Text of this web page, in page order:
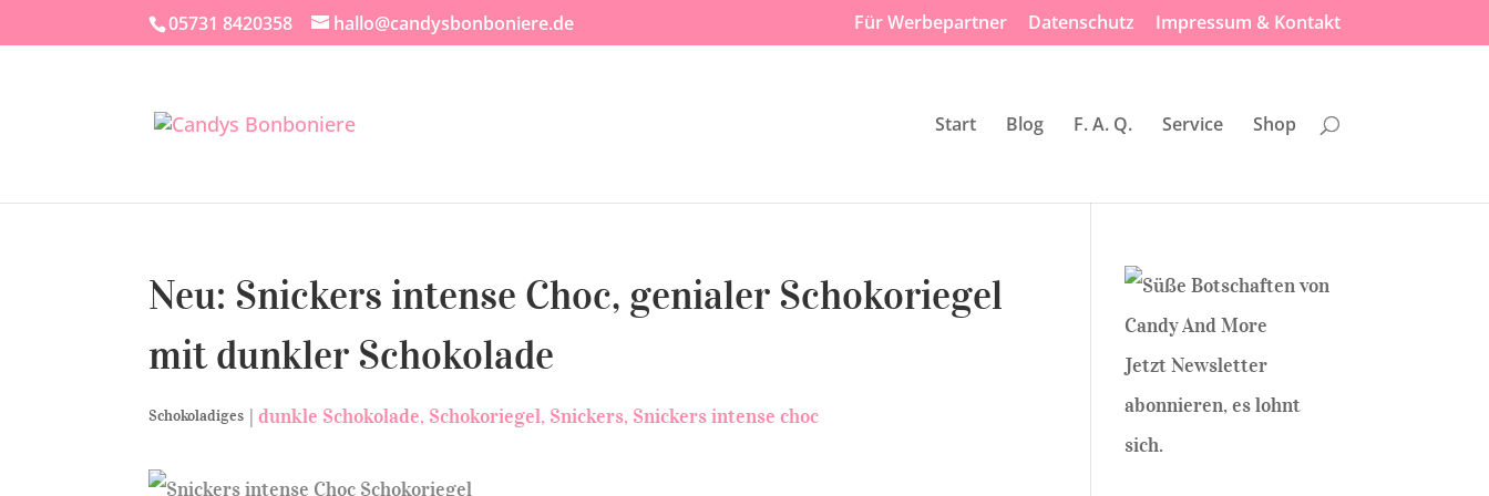
05731 8420358 hallo@candysbonboniere.de Für Werbepartner Datenschutz Impressum & Kontakt
Start Blog F. A. Q. Service Shop
Neu: Snickers intense Choc, genialer Schokoriegel
mit dunkler Schokolade
Schokoladiges |dunkle Schokolade Schokoriegel Snickers Snickers intense choc
Jetzt Newsletter
abonnieren, es lohnt
sich.